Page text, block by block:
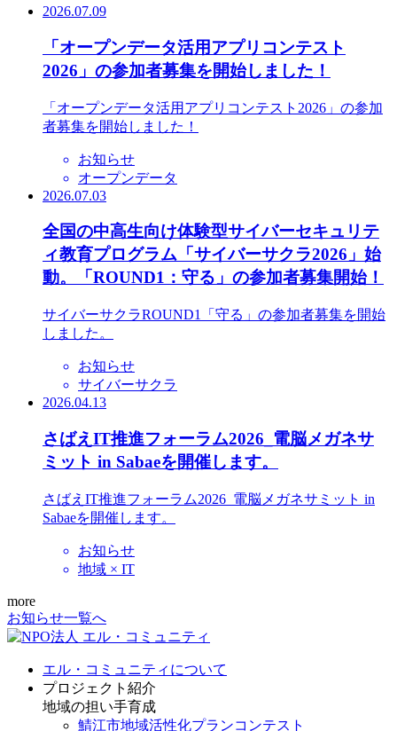
2026.07.09
「オープンデータ活用アプリコンテスト
2026」の参加者募集を開始しました！
「オープンデータ活用アプリコンテスト2026」の参加
者募集を開始しました！
お知らせ
オープンデータ
2026.07.03
全国の中高生向け体験型サイバーセキュリテ
ィ教育プログラム「サイバーサクラ2026」始
動。「ROUND1：守る」の参加者募集開始！
サイバーサクラROUND1「守る」の参加者募集を開始
しました。
お知らせ
サイバーサクラ
2026.04.13
さばえIT推進フォーラム2026_電脳メガネサ
ミット in Sabaeを開催します。
さばえIT推進フォーラム2026_電脳メガネサミット in
Sabaeを開催します。
お知らせ
地域 × IT
more
お知らせ一覧へ
エル・コミュニティについて
プロジェクト紹介
地域の担い手育成
鯖江市地域活性化プランコンテスト